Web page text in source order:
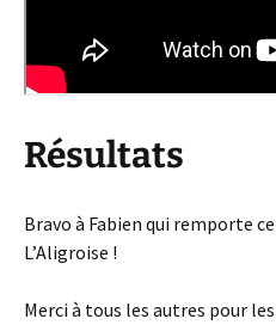
Résultats
Bravo à Fabien qui remporte
L’Aligroise !
Merci à tous les autres pour